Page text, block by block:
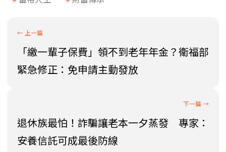
「繳一輩子保費」領不到老年年金？衛福部
緊急修正：免申請主動發放
退休族最怕！詐騙讓老本一夕蒸發 專家：
安養信託可成最後防線